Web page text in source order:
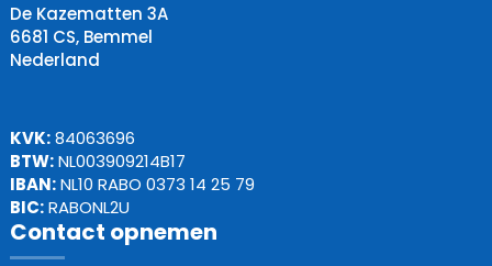
De Kazematten 3A
6681 CS, Bemmel
Nederland
KVK:84063696
BTW:NL003909214B17
IBAN:NL10 RABO 0373 14 25 79
BIC:RABONL2U
Contact opnemen